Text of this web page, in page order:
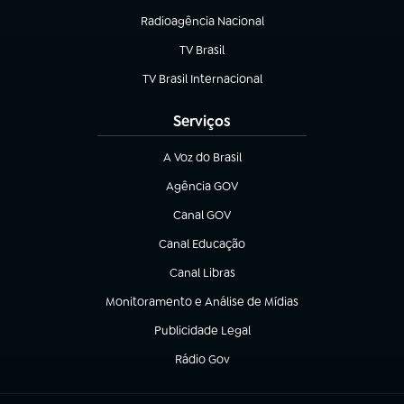
Radioagência Nacional
(abre em nova aba)
TV Brasil
(abre em nova aba)
TV Brasil Internacional
(abre em nova aba)
Serviços
A Voz do Brasil
(abre em nova aba)
Agência GOV
(abre em nova aba)
Canal GOV
(abre em nova aba)
Canal Educação
(abre em nova aba)
Canal Libras
(abre em nova aba)
Monitoramento e Análise de Mídias
(abre em nova aba)
Publicidade Legal
(abre em nova aba)
Rádio Gov
(abre em nova aba)